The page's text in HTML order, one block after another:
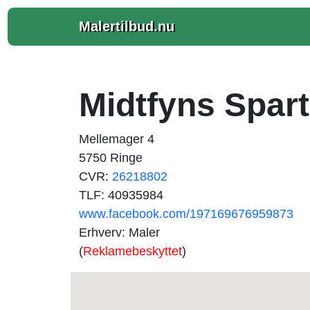
Malertilbud.nu
Midtfyns
Mellemager 4
5750 Ringe
CVR: 26218802
TLF: 40935984
www.facebook.com/197169676959873
Erhverv: Maler
(Reklamebeskyttet)